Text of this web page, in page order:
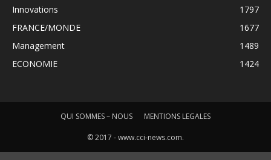
Innovations
1797
FRANCE/MONDE
1677
Management
1489
ECONOMIE
1424
QUI SOMMES – NOUS MENTIONS LEGALES
© 2017 - www.cci-news.com.